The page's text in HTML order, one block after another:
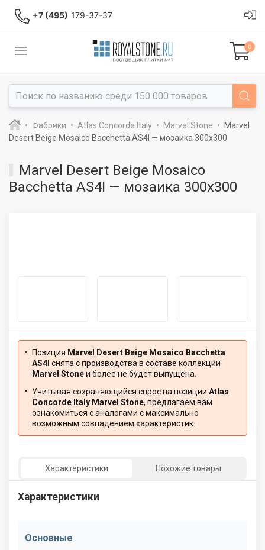
+7 (495) 179-37-37
0
Фабрики Atlas Concorde Italy Marvel Stone
Marvel
Desert Beige Mosaico Bacchetta AS4I — мозаика 300x300
Marvel Desert Beige Mosaico
Bacchetta AS4I — мозаика 300x300
Позиция Marvel Desert Beige Mosaico Bacchetta
AS4I снята с производства в составе коллекции
Marvel Stoneи более не будет выпущена.
Учитывая сохраняющийся спрос на позиции Atlas
Concorde Italy Marvel Stone, предлагаем вам
ознакомиться с аналогами с максимально
возможным совпадением характеристик:
Характеристики Похожие товары
Характеристики
Основные